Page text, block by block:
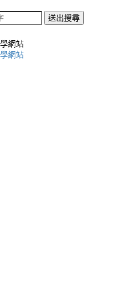
送出搜尋
網站
網站